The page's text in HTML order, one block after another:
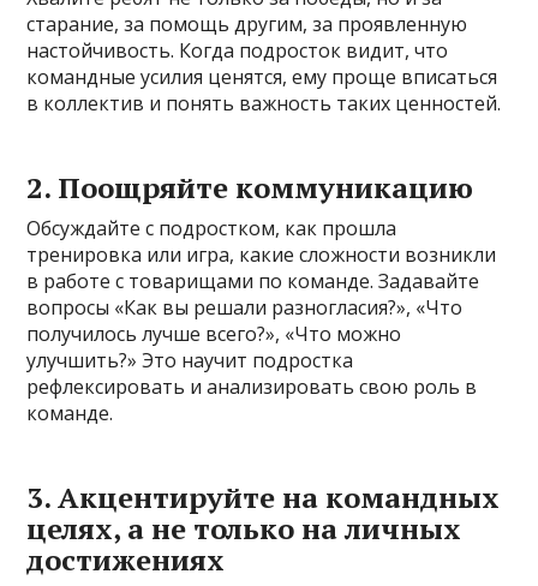
старание, за помощь другим, за проявленную
настойчивость. Когда подросток видит, что
командные усилия ценятся, ему проще вписаться
в коллектив и понять важность таких ценностей.
2. Поощряйте коммуникацию
Обсуждайте с подростком, как прошла
тренировка или игра, какие сложности возникли
в работе с товарищами по команде. Задавайте
вопросы «Как вы решали разногласия?», «Что
получилось лучше всего?», «Что можно
улучшить?» Это научит подростка
рефлексировать и анализировать свою роль в
команде.
3. Акцентируйте на командных
целях, а не только на личных
достижениях